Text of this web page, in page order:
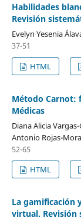
Habilidades
Revisión
Evelyn Yesenia
37-51
HTML
Método Carnot:
Médicas
Diana Alicia
Antonio Rojas-
52-65
HTML
La gamificación
virtual. Revisión